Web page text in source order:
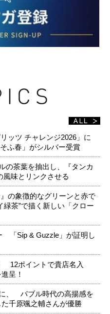
ッツ チャレンジ2026」に
ふ春」がシルバー受賞
の茶葉を抽出し、『タンカ
風味とリンクさせる
の象徴的なグリーンと赤で
緑茶”で描く新しい「クロー
「Sip & Guzzle」が証明し
12ポイントで貴店名入
呈！
、 バブル時代の高揚感を
千原颯之輔さんが優勝